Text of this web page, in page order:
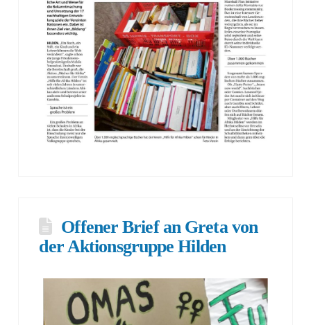
Offener Brief an Greta von
der Aktionsgruppe Hilden